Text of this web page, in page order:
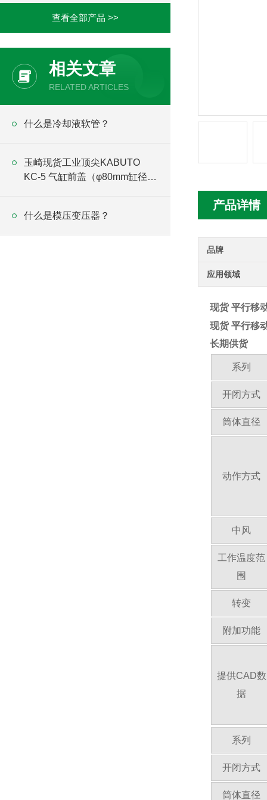
产品详情
品牌
应用领域
现货 平行移
现货 平行移
长期供货
系列
开闭方式
筒体直径
动作方式
中风
工作温度范
围
转变
附加功能
提供CAD数
据
系列
开闭方式
筒体直径
查看全部产品 >>
相关文章
RELATED ARTICLES
什么是冷却液软管？
玉崎现货工业顶尖KABUTO
KC-5 气缸前盖（φ80mm缸径适
什么是模压变压器？